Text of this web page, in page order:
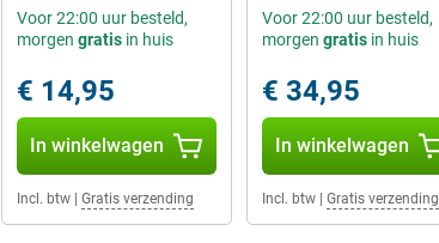
Voor 22:00 uur besteld,
morgen gratis in huis
€ 14,95
In winkelwagen
Incl. btw Gratis verzending
Voor 22:00 uur besteld,
morgen gratisin huis
€ 34,95
In winkelwagen
Incl. btw| Gratis verzending